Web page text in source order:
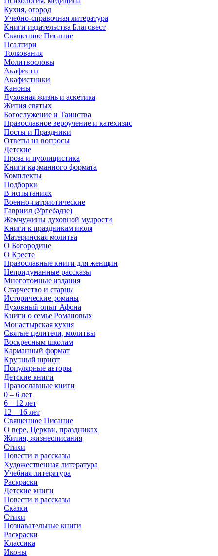
Кухня, огород
Учебно-справочная литература
Книги издательства Благовест
Священное Писание
Псалтири
Толкования
Молитвословы
Акафисты
Акафистники
Каноны
Духовная жизнь и аскетика
Жития святых
Богослужение и Таинства
Православное вероучение и катехизис
Посты и Праздники
Ответы на вопросы
Детские
Проза и публицистика
Книги карманного формата
Комплекты
Подборки
В испытаниях
Военно-патриотические
Гавриил (Ургебадзе)
Жемчужины духовной мудрости
Книги к праздникам июля
Материнская молитва
О Богородице
О Кресте
Православные книги для женщин
Непридуманные рассказы
Многотомные издания
Старчество и старцы
Исторические романы
Духовный опыт Афона
Книги о семье Романовых
Монастырская кухня
Святые целители, молитвы
Воскресным школам
Карманный формат
Крупный шрифт
Популярные авторы
Детские книги
Православные книги
0 – 6 лет
6 – 12 лет
12 – 16 лет
Священное Писание
О вере, Церкви, праздниках
Жития, жизнеописания
Стихи
Повести и рассказы
Художественная литература
Учебная литература
Раскраски
Детские книги
Повести и рассказы
Сказки
Стихи
Познавательные книги
Раскраски
Классика
Иконы